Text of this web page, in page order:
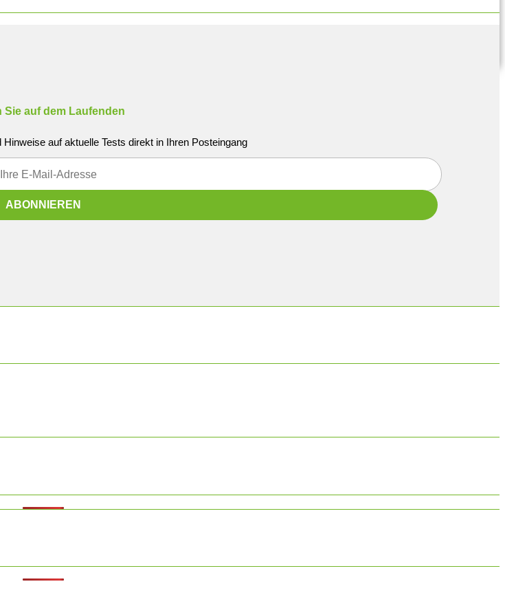
Sie auf dem Laufenden
auf aktuelle Tests direkt in Ihren Posteingang